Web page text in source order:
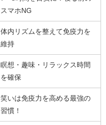
スマホNG
体内リズムを整えて免疫力を
維持
瞑想・趣味・リラックス時間
を確保
笑いは免疫力を高める最強の
習慣！